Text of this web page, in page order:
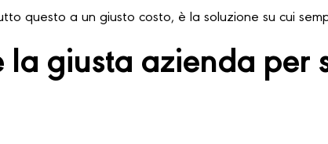
questo a un giusto costo, è la soluzione su cui
la giusta azienda per